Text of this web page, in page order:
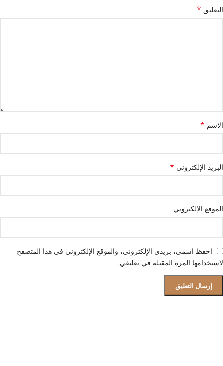
التعليق *
الاسم *
البريد الإلكتروني *
الموقع الإلكتروني
احفظ اسمي، بريدي الإلكتروني، والموقع الإلكتروني في هذا المتصفح
لاستخدامها المرة المقبلة في تعليقي.